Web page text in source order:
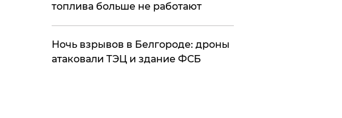
топлива больше не работают
​Ночь взрывов в Белгороде: дроны
атаковали ТЭЦ и здание ФСБ